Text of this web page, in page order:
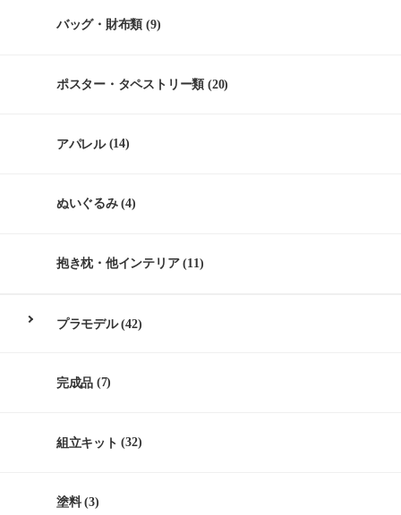
バッグ・財布類 (9)
ポスター・タペストリー類 (20)
アパレル(14)
ぬいぐるみ(4)
抱き枕・他インテリア(11)
プラモデル(42)
完成品 (7)
組立キット (32)
塗料(3)